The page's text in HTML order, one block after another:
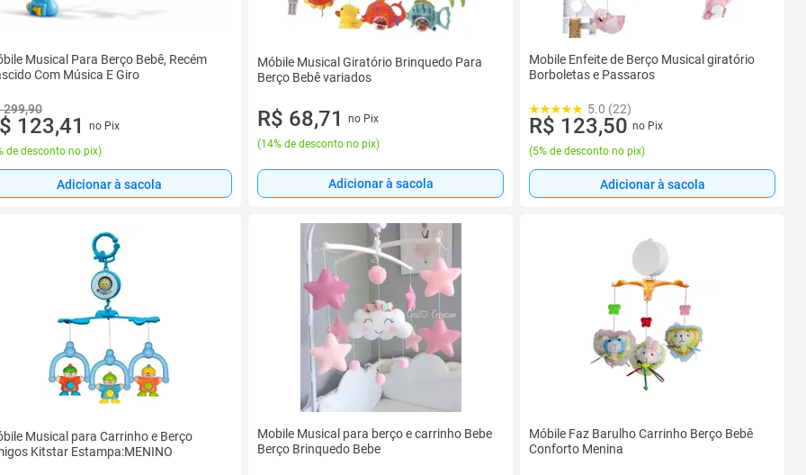
Musical Para Berço Bebê, Recém
Com Música E Giro
299,90
123,41
no Pix
de desconto no pix)
Adicionar à sacola
Móbile Musical Giratório Brinquedo Para
Berço Bebê variados
R$ 68,71
no Pix
(14% de desconto no pix)
Adicionar à sacola
Mobile Enfeite de Berço Musical giratório
Borboletas e Passaros
5.0 (22)
R$ 123,50 no Pix
(5% de desconto no pix)
Adicionar à sacola
Musical para Carrinho e Berço
Kitstar Estampa:MENINO
Mobile Musical para berço e carrinho Bebe
Berço Brinquedo Bebe
Móbile Faz Barulho Carrinho Berço Bebê
Conforto Menina